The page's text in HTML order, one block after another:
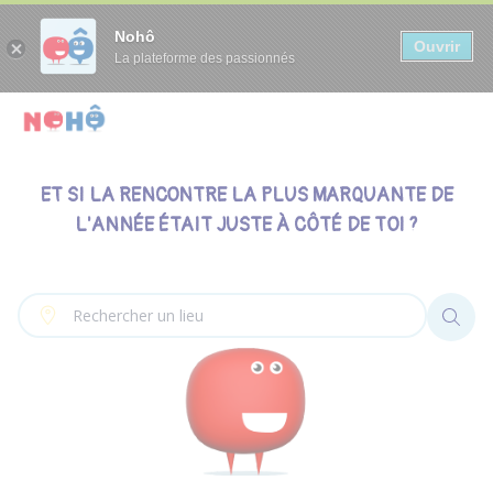
Nohô
La plateforme des passionnés
Ouvrir
ET SI LA RENCONTRE LA PLUS MARQUANTE DE
L'ANNÉE ÉTAIT JUSTE À CÔTÉ DE TOI ?
Panneau de gestion des cookies